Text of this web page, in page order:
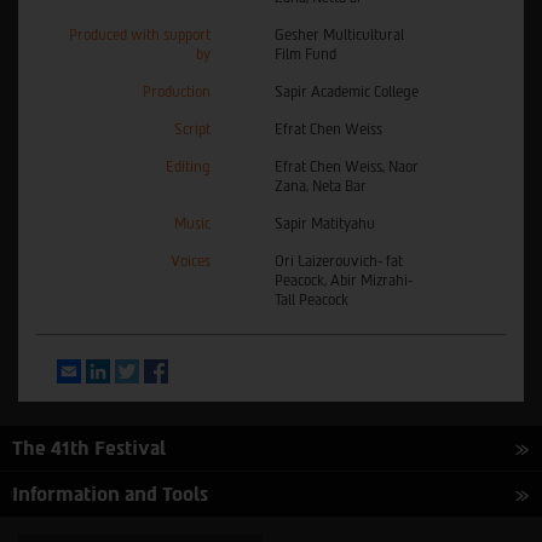
Produced with support
by
Gesher Multicultural
Film Fund
Production Sapir Academic College
Script Efrat Chen Weiss
Editing
Efrat Chen Weiss, Naor
Zana, Neta Bar
Music Sapir Matityahu
Voices
Ori Laizerouvich- fat
Peacock, Abir Mizrahi-
Tall Peacock
EmailLinkedInTwitter
The 41th Festival
Information and Tools